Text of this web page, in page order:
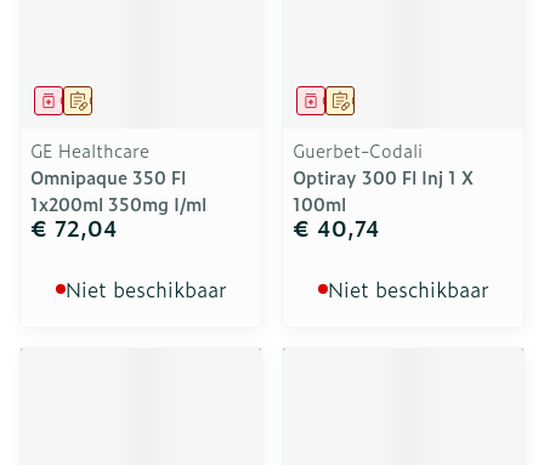
Op voorschrift
Geneesmiddel
GE Healthcare
Omnipaque 350 Fl
1x200ml 350mg I/ml
€ 72,04
Niet beschikbaar
Op voorschrift
Geneesmiddel
Guerbet-Codali
Optiray 300 Fl Inj 1 X
100ml
€ 40,74
Niet beschikbaar